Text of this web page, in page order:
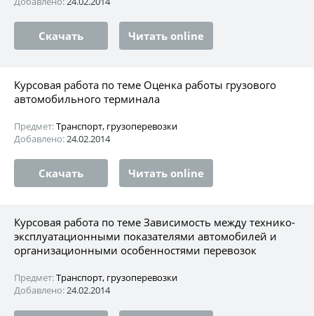
Скачать Читать online
Курсовая работа по теме Оценка работы грузового
автомобильного терминала
Предмет:Транспорт, грузоперевозки
Добавлено:24.02.2014
Скачать Читать online
Курсовая работа по теме Зависимость между технико-
эксплуатационными показателями автомобилей и
организационными особенностями перевозок
Предмет:Транспорт, грузоперевозки
Добавлено:24.02.2014